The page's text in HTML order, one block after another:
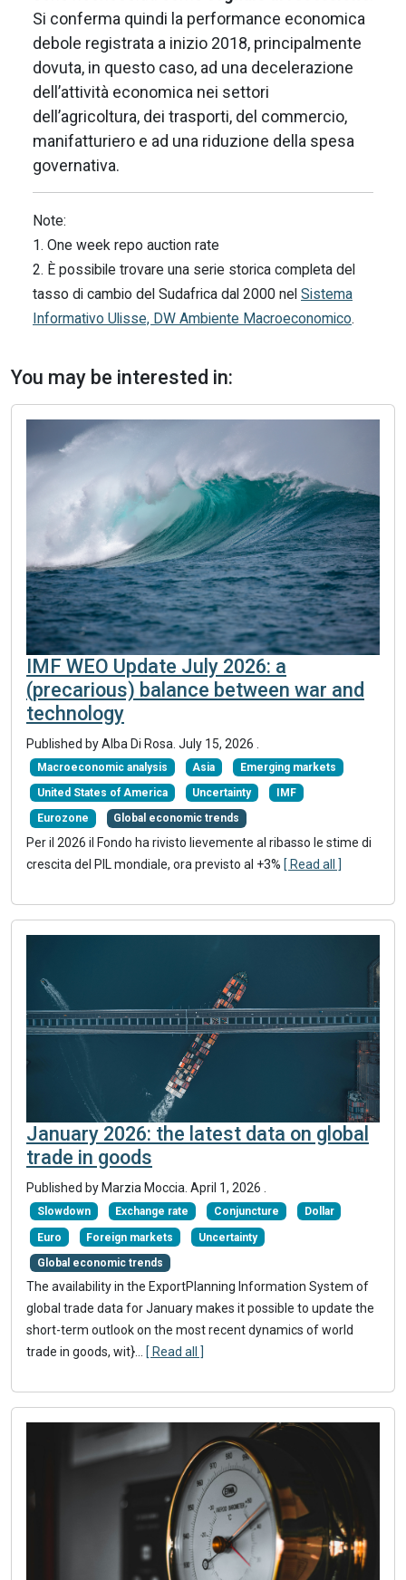
Si conferma quindi la performance economica
debole registrata a inizio 2018, principalmente
dovuta, in questo caso, ad una decelerazione
dell’attività economica nei settori
dell’agricoltura, dei trasporti, del commercio,
manifatturiero e ad una riduzione della spesa
governativa.
Note:
1. One week repo auction rate
2. È possibile trovare una serie storica completa del
tasso di cambio del Sudafrica dal 2000 nel Sistema
Informativo Ulisse, DW Ambiente Macroeconomico.
You may be interested in:
IMF WEO Update July 2026: a
(precarious) balance between war and
technology
Published byAlba Di Rosa July 15, 2026
Macroeconomic analysis Asia Emerging markets
United States of America Uncertainty IMF
Eurozone Global economic trends
Per il 2026 il Fondo ha rivisto lievemente al ribasso le stime di
crescita del PIL mondiale, ora previsto al +3% [ Read all ]
January 2026: the latest data on global
trade in goods
Published by Marzia Moccia April 1, 2026
Slowdown Exchange rate Conjuncture Dollar
Euro Foreign markets Uncertainty
Global economic trends
The availability in the ExportPlanning Information System of
global trade data for January makes it possible to update the
short-term outlook on the most recent dynamics of world
trade in goods, wit}... [ Read all ]